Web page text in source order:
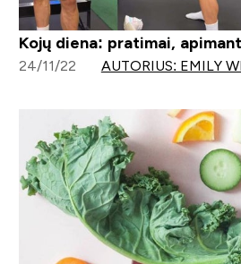
Kojų diena: pratimai,
24/11/22 AUTORIUS: EMILY